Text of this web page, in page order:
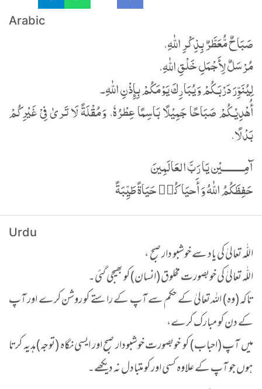
Arabic
صَبَاحٌ مُّعَطَّرٌ بِذِکْرِ اللّٰهِ،
مُرْسَلٌ لِأَجْمَلِ خَلْقِ اللّٰهِ،
لِیُنَوِّرَ دَرْبَکُمْ وَیُبَارِكَ یَوْمَکُمْ بِإِذْنِ اللّٰهِ۔
أُھْدِیْکُمْ صَبَاحًا جَمِیْلًا بَاسِمًا عِطْرُهٗ، وَمُقْلَةً لَا تَریٰ فِیْ غَیْرِکُمْ
بَدْلًا،
آمِـــــــــيْن يَا رَبَّ العَالَمِينَ
حَفِظَكُمُ اللّٰهُ وَ أَحيَاكُم٘ حَيَاةً طَيِّبَةً
Urdu
اللّٰہ تعالیٰ کی یاد سے خوشبو دار صبح ،
اللّٰہ تعالیٰ کی خوبصورت مخلوق (انسان) کو بھیجی گئی۔
تاکہ (وہ) اللہ تعالیٰ کے حکم سے آپ کے راستے کو روشن کرے اور آپ
کے دن کو مبارک کرے،
میں آپ (احباب) کو خوبصورت خوشبودار صبح اور ایسی نگاہ (توجہ) ہدیہ کرتا
ہوں جو آپ کے علاوہ کسی اور کو متبادل نہ دیکھے۔